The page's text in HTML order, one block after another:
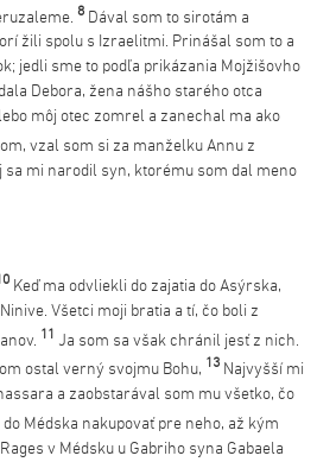
8 Dával som to sirotám a
žili spolu s Izraelitmi. Prinášal som to a
jedli sme to podľa prikázania Mojžišovho
Debora, žena nášho starého otca
môj otec zomrel a zanechal ma ako
vzal som si za manželku Annu z
sa mi narodil syn, ktorému som dal meno
Keď ma odvliekli do zajatia do Asýrska,
Všetci moji bratia a tí, čo boli z
11 Ja som sa však chránil jesť z nich.
ostal verný svojmu Bohu, 13 Najvyšší mi
a zaobstarával som mu všetko, čo
Médska nakupovať pre neho, až kým
v Médsku u Gabriho syna Gabaela